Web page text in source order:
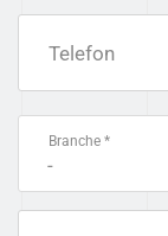
Telefon
Branche *
-